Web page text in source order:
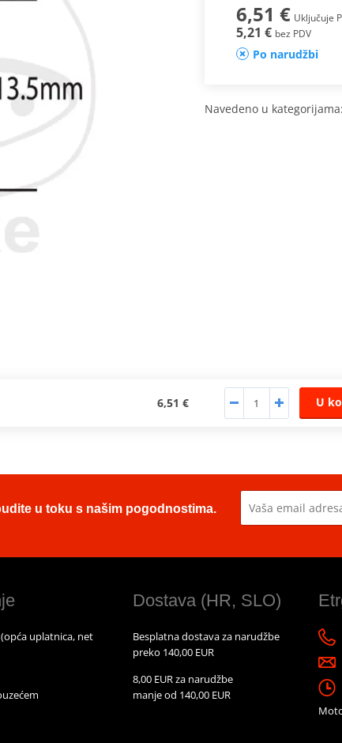
6,51 € Uključuje
5,21 € bez PDV
Po narudžbi
Navedeno u
6,51 € U
u toku s našim pogodnostima.
uplatnica, net
Dostava (HR, SLO)
Besplatna dostava za narudžbe
preko 140,00 EUR
8,00 EUR za narudžbe
manje od 140,00 EUR